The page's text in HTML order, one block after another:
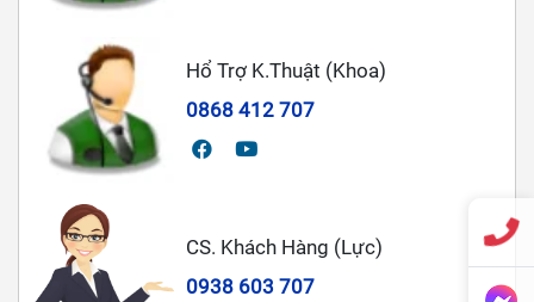
Hổ Trợ K.Thuật (Khoa)
0868 412 707
CS. Khách Hàng (Lực)
0938 603 707